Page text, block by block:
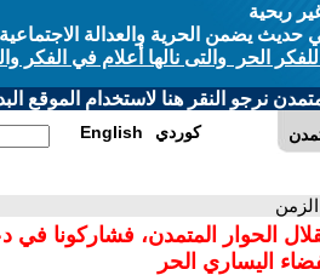
ربحية
يضمن الحرية والعدالة الاجتماعية
الحر والتى نالها أعلام في الفكر
نرجو النقر هنا لاستخدام الموقع
English كوردي
الحوار المتمدن، فشاركونا في
اليساري الحر